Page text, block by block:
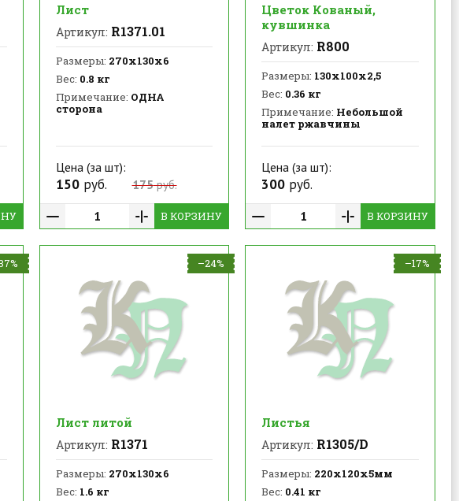
Лист
Артикул: R1371.01
Размеры: 270х130х6
Вес: 0.8 кг
Примечание: ОДНА
сторона
Цена (за шт):
150руб. 175руб.
В КОРЗИНУ
Цветок Кованый,
кувшинка
Артикул: R800
Размеры: 130х100х2,5
Вес: 0.36 кг
Примечание: Небольшой
налет ржавчины
Цена (за шт):
300 руб.
В КОРЗИНУ
–24%
Лист литой
Артикул: R1371
Размеры: 270х130х6
Вес: 1.6 кг
–17%
Листья
Артикул: R1305/D
Размеры: 220х120х5мм
Вес: 0.41 кг